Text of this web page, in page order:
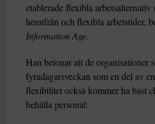
etablerade flexibla arbetsalternativ
hemifrån och flexibla arbetstider,
Information Age.
Han betonar att de organisationer
fyradagarsveckan som en del av
flexibilitet också kommer ha bäst
behålla personal: